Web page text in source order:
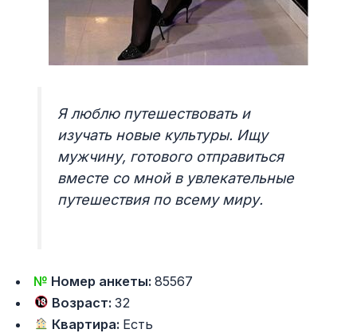
Я люблю путешествовать и
изучать новые культуры. Ищу
мужчину, готового отправиться
вместе со мной в увлекательные
путешествия по всему миру.
№ Номер анкеты:85567
Возраст:32
Квартира: Есть